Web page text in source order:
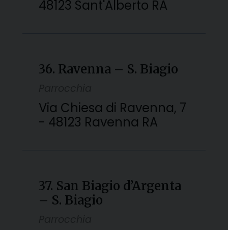
48123 Sant'Alberto RA
36. Ravenna – S. Biagio
Via Chiesa di Ravenna, 7
- 48123 Ravenna RA
37. San Biagio d’Argenta
– S. Biagio